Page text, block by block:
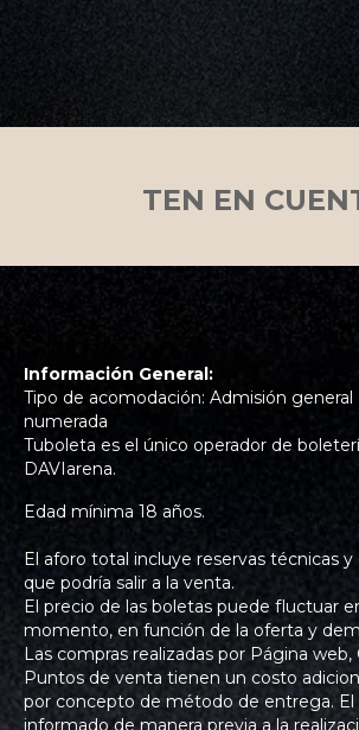
TEN EN
Información General:
Tipo de acomodación: Admisión general
numerada
Tuboleta es el único operador de
DAVIarena.
Edad mínima 18 años.
El aforo total incluye reservas técnicas
que podría salir a la venta.
El precio de las boletas puede fluctuar
momento, en función de la oferta y
Las compras realizadas por Página
Puntos de venta tienen un costo
por concepto de método de entrega. El
informado de manera previa a la